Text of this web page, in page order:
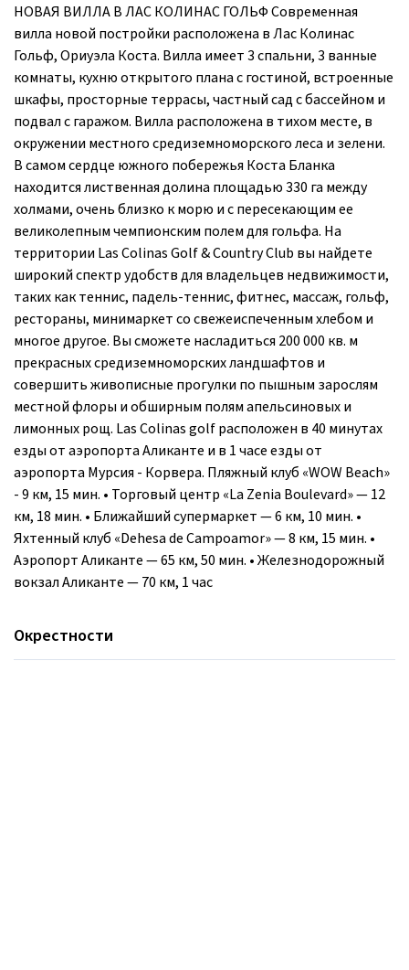
НОВАЯ ВИЛЛА В ЛАС КОЛИНАС ГОЛЬФ Современная
вилла новой постройки расположена в Лас Колинас
Гольф, Ориуэла Коста. Вилла имеет 3 спальни, 3 ванные
комнаты, кухню открытого плана с гостиной, встроенные
шкафы, просторные террасы, частный сад с бассейном и
подвал с гаражом. Вилла расположена в тихом месте, в
окружении местного средиземноморского леса и зелени.
В самом сердце южного побережья Коста Бланка
находится лиственная долина площадью 330 га между
холмами, очень близко к морю и с пересекающим ее
великолепным чемпионским полем для гольфа. На
территории Las Colinas Golf & Country Club вы найдете
широкий спектр удобств для владельцев недвижимости,
таких как теннис, падель-теннис, фитнес, массаж, гольф,
рестораны, минимаркет со свежеиспеченным хлебом и
многое другое. Вы сможете насладиться 200 000 кв. м
прекрасных средиземноморских ландшафтов и
совершить живописные прогулки по пышным зарослям
местной флоры и обширным полям апельсиновых и
лимонных рощ. Las Colinas golf расположен в 40 минутах
езды от аэропорта Аликанте и в 1 часе езды от
аэропорта Мурсия - Корвера. Пляжный клуб «WOW Beach»
- 9 км, 15 мин. • Торговый центр «La Zenia Boulevard» — 12
км, 18 мин. • Ближайший супермаркет — 6 км, 10 мин. •
Яхтенный клуб «Dehesa de Campoamor» — 8 км, 15 мин. •
Аэропорт Аликанте — 65 км, 50 мин. • Железнодорожный
вокзал Аликанте — 70 км, 1 час
Окрестности